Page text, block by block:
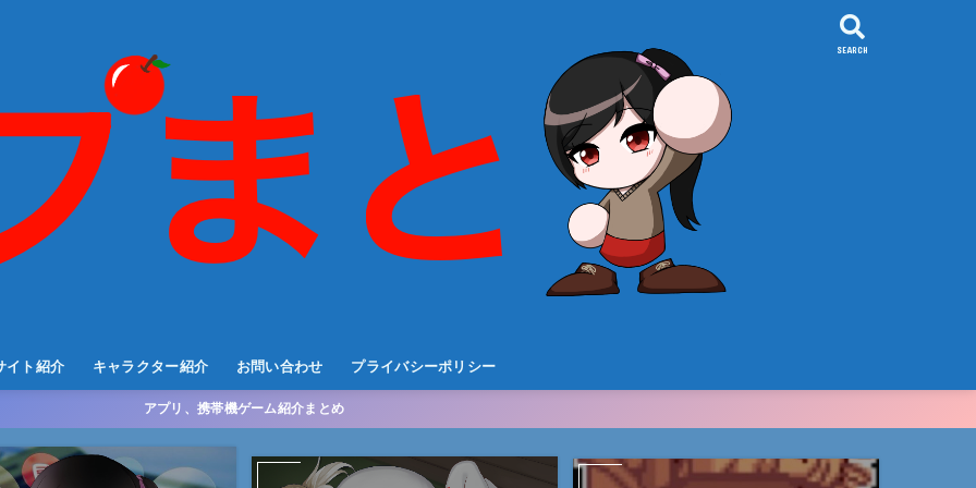
イト紹介 キャラクター紹介 お問い合わせ プライバシーポリシー
SEARCH
アプリ、携帯機ゲーム紹介まとめ